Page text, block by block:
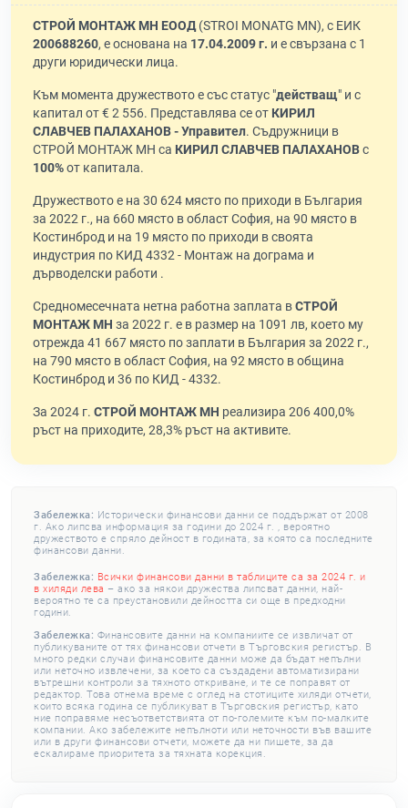
СТРОЙ МОНТАЖ МН ЕООД(STROI MONATG MN), с ЕИК
200688260, е основана на 17.04.2009 г. и е свързана с 1
други юридически лица.
Към момента дружеството е със статус "действащ" и с
капитал от € 2 556. Представлява се от КИРИЛ
СЛАВЧЕВ ПАЛАХАНОВ - Управител. Съдружници в
СТРОЙ МОНТАЖ МН са КИРИЛ СЛАВЧЕВ ПАЛАХАНОВс
100%от капитала.
Дружеството е на 30 624 място по приходи в България
за 2022 г., на 660 място в област София, на 90 място в
Костинброд и на 19 място по приходи в своята
индустрия по КИД 4332 - Монтаж на дограма и
дърводелски работи .
Средномесечната нетна работна заплата вСТРОЙ
МОНТАЖ МН за 2022 г. е в размер на 1091 лв, което му
отрежда 41 667 място по заплати в България за 2022 г.,
на 790 място в област София, на 92 място в община
Костинброд и 36 по КИД - 4332.
За 2024 г. СТРОЙ МОНТАЖ МН реализира 206 400,0%
ръст на приходите, 28,3% ръст на активите.
Забележка: Исторически финансови данни се поддържат от 2008
г. Ако липсва информация за години до 2024 г. , вероятно
дружеството е спряло дейност в годината, за която са последните
финансови данни.
Забележка: Всички финансови данни в таблиците са за 2024 г. и
в хиляди лева – ако за някои дружества липсват данни, най-
вероятно те са преустановили дейността си още в предходни
години.
Забележка: Финансовите данни на компаниите се извличат от
публикуваните от тях финансови отчети в Търговския регистър. В
много редки случаи финансовите данни може да бъдат непълни
или неточно извлечени, за което са създадени автоматизирани
вътрешни контроли за тяхното откриване, и те се поправят от
редактор. Това отнема време с оглед на стотиците хиляди отчети,
които всяка година се публикуват в Търговския регистър, като
ние поправяме несъответствията от по-големите към по-малките
компании. Ако забележите непълноти или неточности във вашите
или в други финансови отчети, можете да ни пишете, за да
ескалираме приоритета за тяхната корекция.